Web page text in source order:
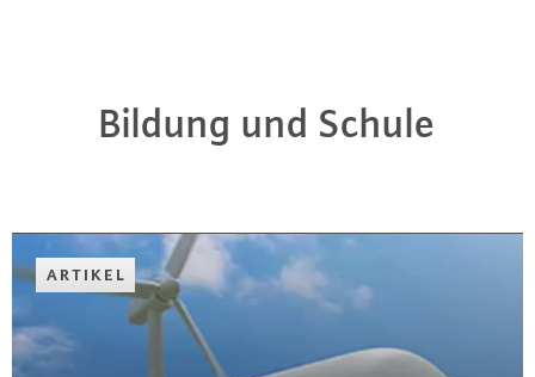
Bildung und Schule
ARTIKEL